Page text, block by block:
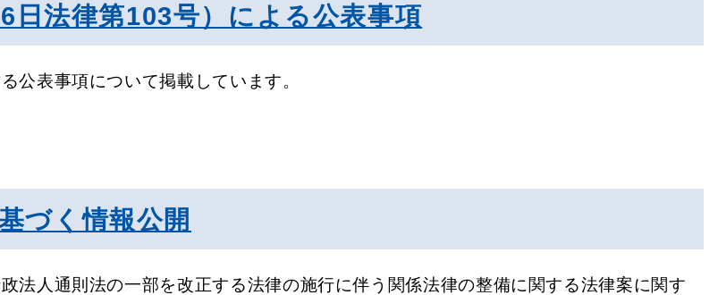
日法律第103号）による公表事項
公表事項について掲載しています。
づく情報公開
法人通則法の一部を改正する法律の施行に伴う関係法律の整備に関する法律案に関す